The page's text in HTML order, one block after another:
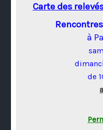
Carte des
à
de